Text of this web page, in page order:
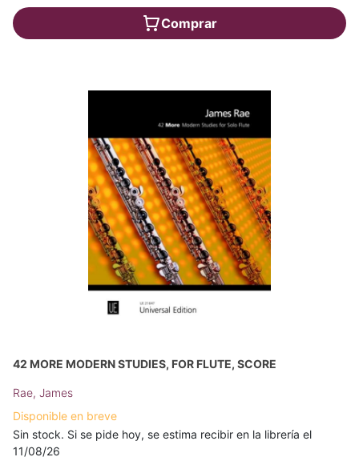
Comprar
42 MORE MODERN STUDIES, FOR FLUTE, SCORE
Rae, James
Disponible en breve
Sin stock. Si se pide hoy, se estima recibir en la librería el
11/08/26